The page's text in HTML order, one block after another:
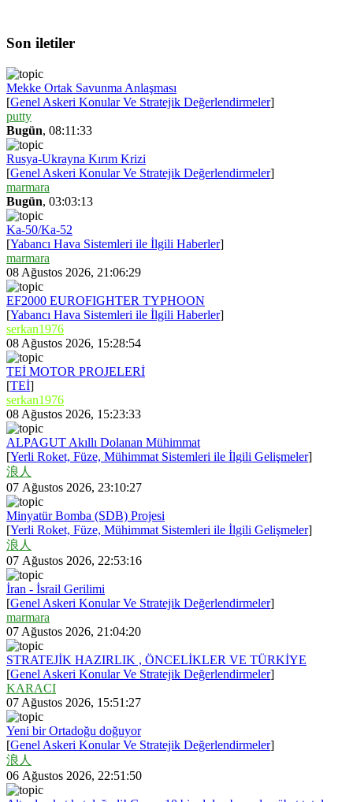
Son iletiler
Mekke Ortak Savunma Anlaşması
[Genel Askeri Konular Ve Stratejik Değerlendirmeler]
putty
Bugün, 08:11:33
Rusya-Ukrayna Kırım Krizi
[Genel Askeri Konular Ve Stratejik Değerlendirmeler]
marmara
Bugün, 03:03:13
Ka-50/Ka-52
[Yabancı Hava Sistemleri ile İlgili Haberler]
marmara
08 Ağustos 2026, 21:06:29
EF2000 EUROFIGHTER TYPHOON
[Yabancı Hava Sistemleri ile İlgili Haberler]
serkan1976
08 Ağustos 2026, 15:28:54
TEİ MOTOR PROJELERİ
[TEİ]
serkan1976
08 Ağustos 2026, 15:23:33
ALPAGUT Akıllı Dolanan Mühimmat
[Yerli Roket, Füze, Mühimmat Sistemleri ile İlgili Gelişmeler]
浪人
07 Ağustos 2026, 23:10:27
Minyatür Bomba (SDB) Projesi
[Yerli Roket, Füze, Mühimmat Sistemleri ile İlgili Gelişmeler]
浪人
07 Ağustos 2026, 22:53:16
İran - İsrail Gerilimi
[Genel Askeri Konular Ve Stratejik Değerlendirmeler]
marmara
07 Ağustos 2026, 21:04:20
STRATEJİK HAZIRLIK , ÖNCELİKLER VE TÜRKİYE
[Genel Askeri Konular Ve Stratejik Değerlendirmeler]
KARACI
07 Ağustos 2026, 15:51:27
Yeni bir Ortadoğu doğuyor
[Genel Askeri Konular Ve Stratejik Değerlendirmeler]
浪人
06 Ağustos 2026, 22:51:50